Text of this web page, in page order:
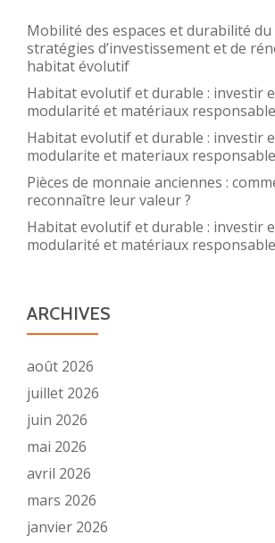
Mobilité des espaces et durabilité du
stratégies d’investissement et de
habitat évolutif
Habitat evolutif et durable : investir
modularité et matériaux
Habitat evolutif et durable : investir
modularite et materiaux
Pièces de monnaie anciennes :
reconnaître leur valeur ?
Habitat evolutif et durable : investir
modularité et matériaux
ARCHIVES
août 2026
juillet 2026
juin 2026
mai 2026
avril 2026
mars 2026
janvier 2026